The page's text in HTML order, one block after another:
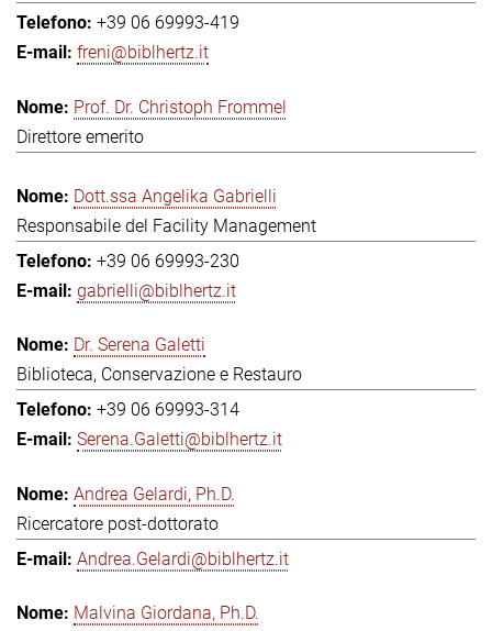
+39 06 69993-419
freni@biblhertz.it
Prof. Dr. Christoph Frommel
Direttore emerito
Dott.ssa Angelika Gabrielli
Responsabile del Facility Management
+39 06 69993-230
gabrielli@biblhertz.it
Dr. Serena Galetti
Biblioteca, Conservazione e Restauro
+39 06 69993-314
Serena.Galetti@biblhertz.it
Andrea Gelardi, Ph.D.
Ricercatore post-dottorato
Andrea.Gelardi@biblhertz.it
Malvina Giordana, Ph.D.